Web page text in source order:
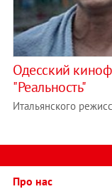
Одесский
"Реальность"
Итальянского
Про нас